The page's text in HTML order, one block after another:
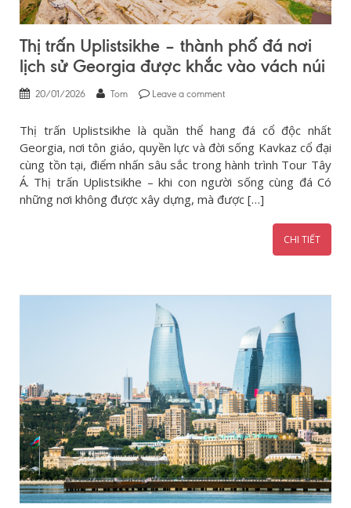
Thị trấn Uplistsikhe – thành phố đá nơi
lịch sử Georgia được khắc vào vách núi
20/01/2026 Tom Leave a comment
Thị trấn Uplistsikhe là quần thể hang đá cổ độc nhất
Georgia, nơi tôn giáo, quyền lực và đời sống Kavkaz cổ đại
cùng tồn tại, điểm nhấn sâu sắc trong hành trình Tour Tây
Á. Thị trấn Uplistsikhe – khi con người sống cùng đá Có
những nơi không được xây dựng, mà được […]
CHI TIẾT